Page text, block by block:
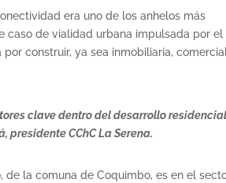
era uno de los anhelos más
caso de vialidad urbana impulsada por el
construir, ya sea inmobiliaria,
clave dentro del desarrollo
presidente CChC La Serena.
de la comuna de Coquimbo, es en el